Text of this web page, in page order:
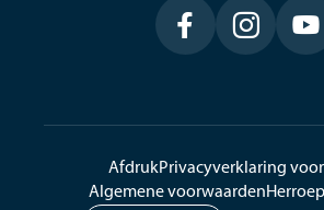
Ziegelfeldstraße 10, 84036 Kumhausen
  
AfdrukPrivacyverklaring
Algemene voorwaarden